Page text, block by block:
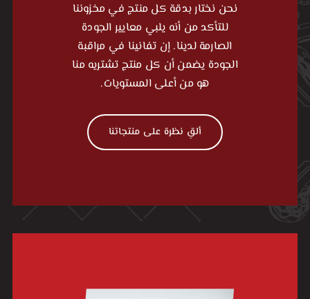
نحن نختار بدقة كل منتج في مخزوننا
للتأكد من أنه يلبي معايير الجودة
الصارمة لدينا. إن تفانينا في مراقبة
الجودة يضمن أن كل منتج تشتريه منا
هو من أعلى المستويات.
ألقِ نظرة على منتجاتنا